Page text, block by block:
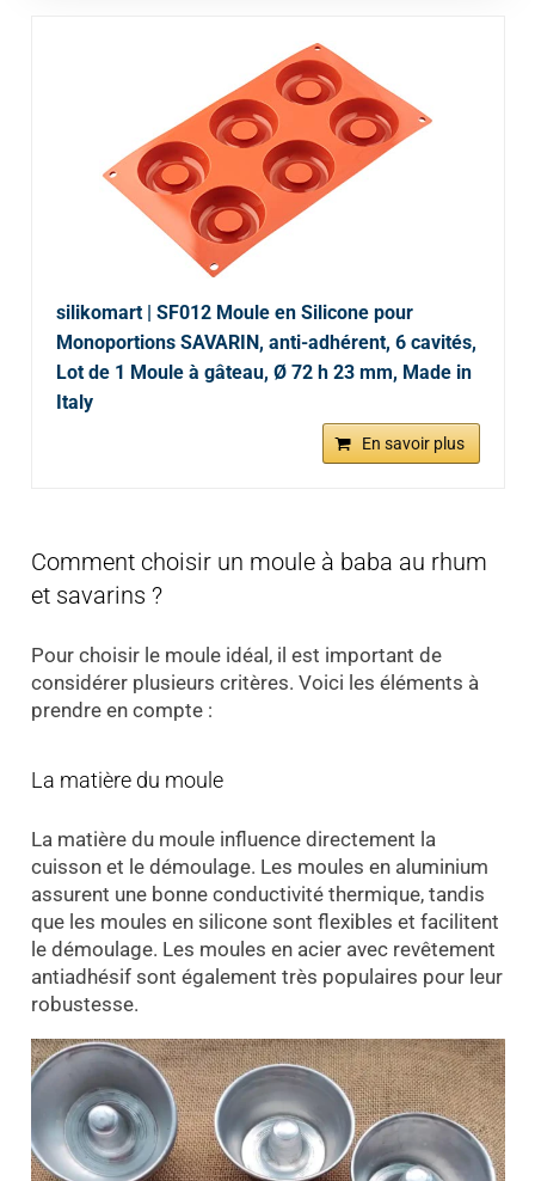
silikomart | SF012 Moule en Silicone pour
Monoportions SAVARIN, anti-adhérent, 6 cavités,
Lot de 1 Moule à gâteau, Ø 72 h 23 mm, Made in
Italy
En savoir plus
Comment choisir un moule à baba au rhum
et savarins ?
Pour choisir le moule idéal, il est important de
considérer plusieurs critères. Voici les éléments à
prendre en compte :
La matière du moule
La matière du moule influence directement la
cuisson et le démoulage. Les moules en aluminium
assurent une bonne conductivité thermique, tandis
que les moules en silicone sont flexibles et facilitent
le démoulage. Les moules en acier avec revêtement
antiadhésif sont également très populaires pour leur
robustesse.